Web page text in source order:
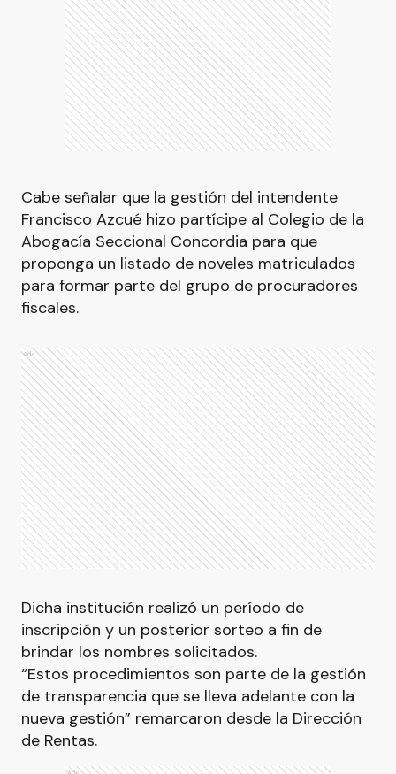
Cabe señalar que la gestión del intendente
Francisco Azcué hizo partícipe al Colegio de la
Abogacía Seccional Concordia para que
proponga un listado de noveles matriculados
para formar parte del grupo de procuradores
fiscales.
Ads
Dicha institución realizó un período de
inscripción y un posterior sorteo a fin de
brindar los nombres solicitados.
“Estos procedimientos son parte de la gestión
de transparencia que se lleva adelante con la
nueva gestión” remarcaron desde la Dirección
de Rentas.
Ads